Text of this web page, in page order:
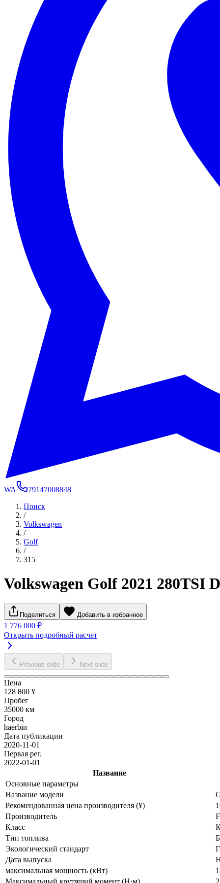
WA
79147008848
Поиск
/
Volkswagen
/
Golf
/
315
Volkswagen Golf 2021 280TSI
Поделиться Добавить в избранное
1 776 000 ₽
Открыть подробный расчет
Previous slide Next slide
Цена
128 800 ¥
Пробег
35000 км
Город
haerbin
Дата публикации
2020-11-01
Первая рег.
2022-01-01
Название
Основные параметры
Название модели
Рекомендованная цена производителя (¥)
Производитель
Класс
Тип топлива
Экологический стандарт
Дата выпуска
максимальная мощность (кВт)
Максимальный крутящий момент (Н·м)